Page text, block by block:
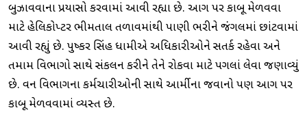
બુઝાવવાના પ્રયાસો કરવામાં આવી રહ્યા છે. આગ પર કાબૂ મેળવવા
માટે હેલિકોપ્ટર ભીમતાલ તળાવમાંથી પાણી ભરીને જંગલમાં છાંટવામાં
આવી રહ્યું છે. પુષ્કર સિંહ ધામીએ અધિકારીઓને સતર્ક રહેવા અને
તમામ વિભાગો સાથે સંકલન કરીને તેને રોકવા માટે પગલાં લેવા જણાવ્યું
છે. વન વિભાગના કર્મચારીઓની સાથે આર્મીના જવાનો પણ આગ પર
કાબૂ મેળવવામાં વ્યસ્ત છે.